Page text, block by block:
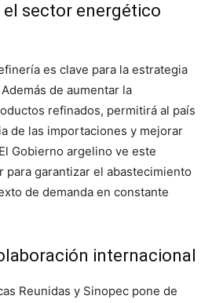
el sector energético
es clave para la estrategia
de aumentar la
refinados, permitirá al país
de las importaciones y mejorar
Gobierno argelino ve este
para garantizar el abastecimiento
de demanda en constante
internacional
Reunidas y Sinopec pone de